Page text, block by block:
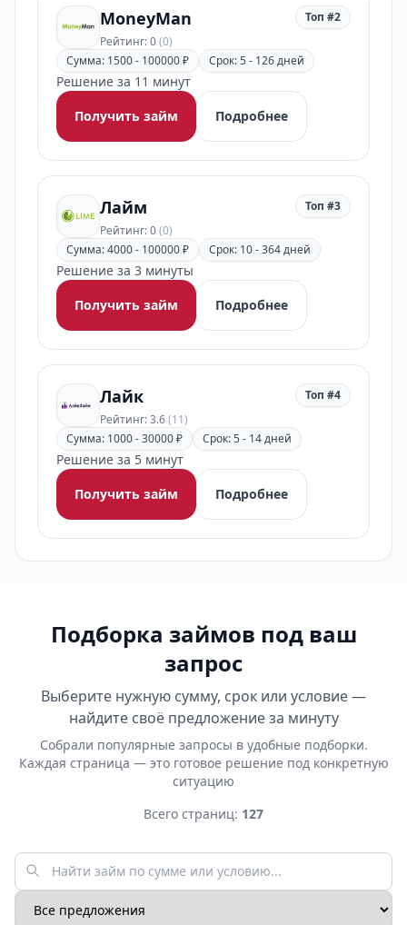
MoneyMan
Рейтинг: 0(0)
Топ #2
Сумма: 1500 - 100000 ₽ Срок: 5 - 126 дней
Решение за 11 минут
Получить займ
Подробнее
Лайм
Рейтинг: 0(0)
Топ #3
Сумма: 4000 - 100000 ₽ Срок: 10 - 364 дней
Решение за 3 минуты
Получить займ
Подробнее
Лайк
Рейтинг: 3.6(11)
Топ #4
Сумма: 1000 - 30000 ₽ Срок: 5 - 14 дней
Решение за 5 минут
Получить займ
Подробнее
Подборка займов под ваш
запрос
Выберите нужную сумму, срок или условие —
найдите своё предложение за минуту
Собрали популярные запросы в удобные подборки.
Каждая страница — это готовое решение под конкретную
ситуацию
Всего страниц: 127